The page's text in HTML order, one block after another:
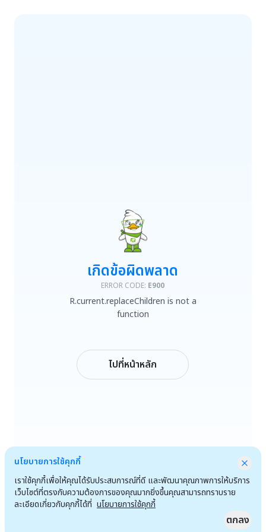
R.current.replaceChildren is not a function
เกิดข้อผิดพลาด
ERROR CODE: E900
R.current.replaceChildren is not a
function
ไปที่หน้าหลัก
นโยบายการใช้คุกกี้
เราใช้คุกกี้เพื่อให้คุณได้รับประสบการณ์ที่ดี และพัฒนาคุณภาพการให้บริการ
เว็บไซต์ที่ตรงกับความต้องการของคุณมากยิ่งขึ้นคุณสามารถทราบราย
ละเอียดเกี่ยวกับคุกกี้ได้ที่ นโยบายการใช้คุกกี้
ตกลง